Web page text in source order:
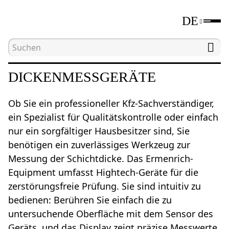
DE
Hauptseite Geräte für
DICKENMESSGERÄTE
Ob Sie ein professioneller Kfz-Sachverständiger,
ein Spezialist für Qualitätskontrolle oder einfach
nur ein sorgfältiger Hausbesitzer sind, Sie
benötigen ein zuverlässiges Werkzeug zur
Messung der Schichtdicke. Das Ermenrich-
Equipment umfasst Hightech-Geräte für die
zerstörungsfreie Prüfung. Sie sind intuitiv zu
bedienen: Berühren Sie einfach die zu
untersuchende Oberfläche mit dem Sensor des